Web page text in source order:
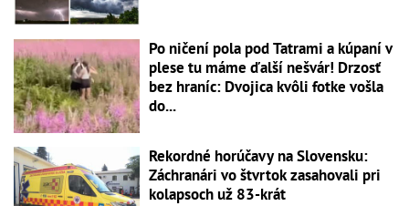
Po ničení pola pod Tatrami a kúpaní v
plese tu máme ďalší nešvár! Drzosť
bez hraníc: Dvojica kvôli fotke vošla
do...
Rekordné horúčavy na Slovensku:
Záchranári vo štvrtok zasahovali pri
kolapsoch už 83-krát